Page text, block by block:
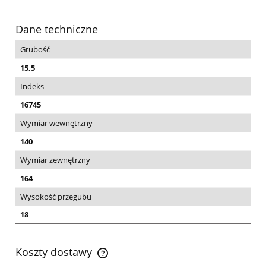
Dane techniczne
Grubość
15,5
Indeks
16745
Wymiar wewnętrzny
140
Wymiar zewnętrzny
164
Wysokość przegubu
18
Koszty dostawy
Cena nie zawiera ewentualnych kosztów płatności